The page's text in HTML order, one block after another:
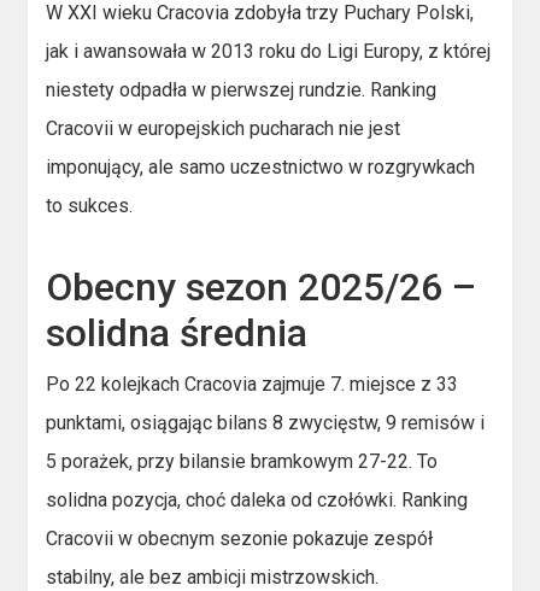
W XXI wieku Cracovia zdobyła trzy Puchary Polski,
jak i awansowała w 2013 roku do Ligi Europy, z której
niestety odpadła w pierwszej rundzie. Ranking
Cracovii w europejskich pucharach nie jest
imponujący, ale samo uczestnictwo w rozgrywkach
to sukces.
Obecny sezon 2025/26 –
solidna średnia
Po 22 kolejkach Cracovia zajmuje 7. miejsce z 33
punktami, osiągając bilans 8 zwycięstw, 9 remisów i
5 porażek, przy bilansie bramkowym 27-22. To
solidna pozycja, choć daleka od czołówki. Ranking
Cracovii w obecnym sezonie pokazuje zespół
stabilny, ale bez ambicji mistrzowskich.